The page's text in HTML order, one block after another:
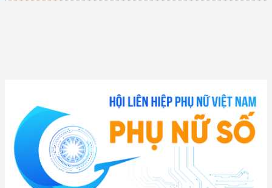
(898/KH/ĐCT) Kế hoạch thực hiện Quyết định số 2415/QĐ-TTg ngày
31/10/2025 ...
(417/QĐ-BNNMT) Quyết định phê duyệt Chương trình mục tiêu quốc gia
xây dựng ...
(891/KH-ĐCT) Kế hoạch thực hiện Nghị quyết số 72-NQ/TW ngày
9/9/2025 của Bộ ...